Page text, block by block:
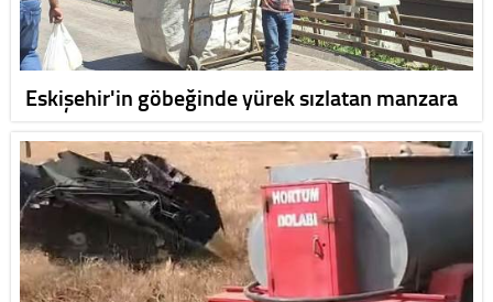
Eskişehir'in göbeğinde yürek sızlatan manzara